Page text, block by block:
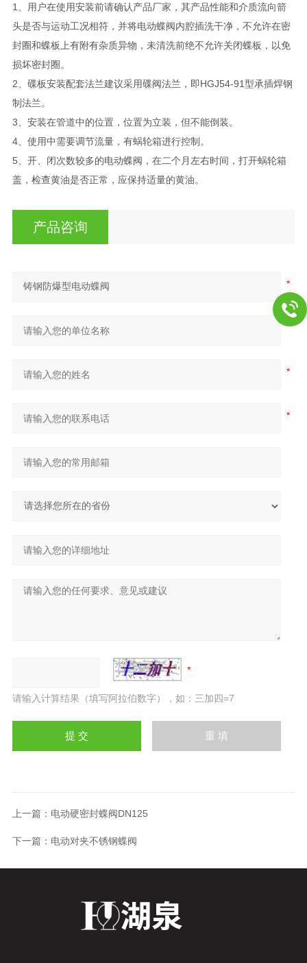
1、用户在使用安装前请确认产品厂家，其产品性能和介质流向箭
头是否与运动工况相符，并将电动蝶阀内腔插洗干净，不允许在密
封圈和蝶板上有附有杂质异物，未清洗前绝不允许关闭蝶板，以免
损坏密封圈。
2、碟板安装配套法兰建议采用碟阀法兰，即HGJ54-91型承插焊钢
制法兰。
3、安装在管道中的位置，位置为立装，但不能倒装。
4、使用中需要调节流量，有蜗轮箱进行控制。
5、开、闭次数较多的电动蝶阀，在二个月左右时间，打开蜗轮箱
盖，检查黄油是否正常，应保持适量的黄油。
产品咨询
请输入计算结果（填写阿拉伯数字），如：三加四=7
上一篇： 电动硬密封蝶阀DN125
下一篇： 电动对夹不锈钢蝶阀